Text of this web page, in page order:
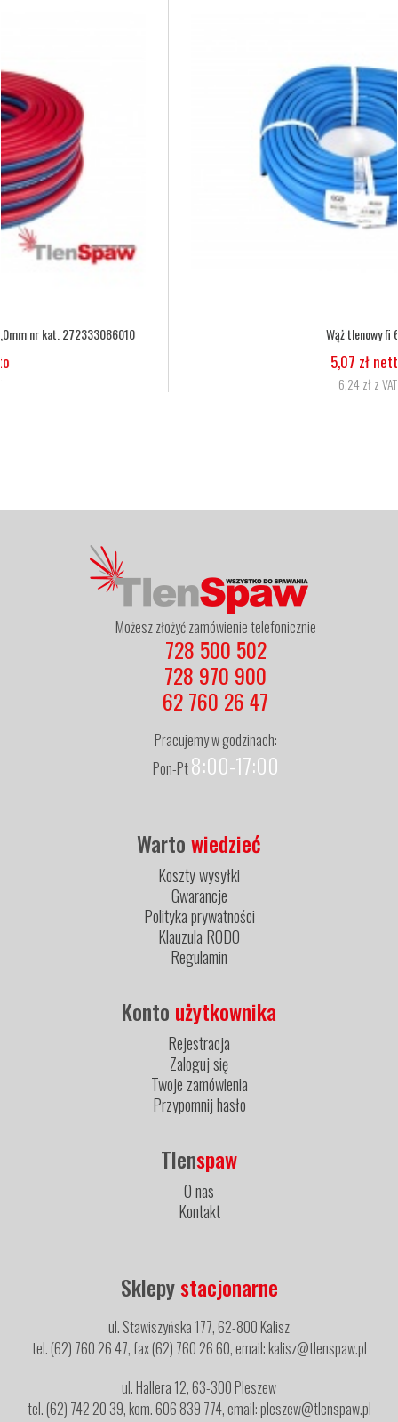
Możesz złożyć zamówienie telefonicznie
728 500 502
728 970 900
62 760 26 47
Pracujemy w godzinach:
Pon-Pt8:00-17:00
Wartowiedzieć
Koszty wysyłki
Gwarancje
Polityka prywatności
Klauzula RODO
Regulamin
Konto użytkownika
Rejestracja
Zaloguj się
Twoje zamówienia
Przypomnij hasło
Tlenspaw
O nas
Kontakt
Sklepystacjonarne
ul. Stawiszyńska 177, 62-800 Kalisz
tel. (62) 760 26 47, fax (62) 760 26 60, email: kalisz@tlenspaw.pl
ul. Hallera 12, 63-300 Pleszew
tel. (62) 742 20 39, kom. 606 839 774, email: pleszew@tlenspaw.pl